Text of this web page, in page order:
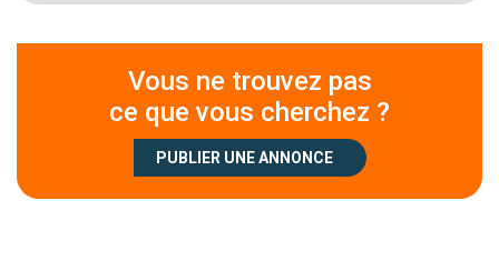
Vous ne trouvez pas
ce que vous cherchez ?
PUBLIER UNE ANNONCE